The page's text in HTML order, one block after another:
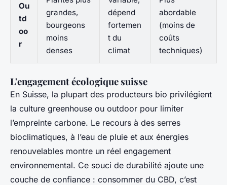
Ou
td
oo
r
grandes,
bourgeons
moins
denses
dépend
fortemen
t du
climat
abordable
(moins de
coûts
techniques)
L'engagement écologique suisse
En Suisse, la plupart des producteurs bio privilégient
la culture greenhouse ou outdoor pour limiter
l’empreinte carbone. Le recours à des serres
bioclimatiques, à l’eau de pluie et aux énergies
renouvelables montre un réel engagement
environnemental. Ce souci de durabilité ajoute une
couche de confiance : consommer du CBD, c’est